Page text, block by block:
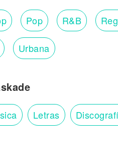
Pop R&B
Urbana
Letras